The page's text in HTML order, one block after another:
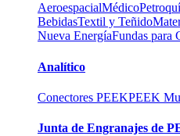
AeroespacialMédico
BebidasTextil y Teñido
Nueva EnergíaFundas para
Analítico
Conectores PEEKPEEK
Junta de Engranajes de